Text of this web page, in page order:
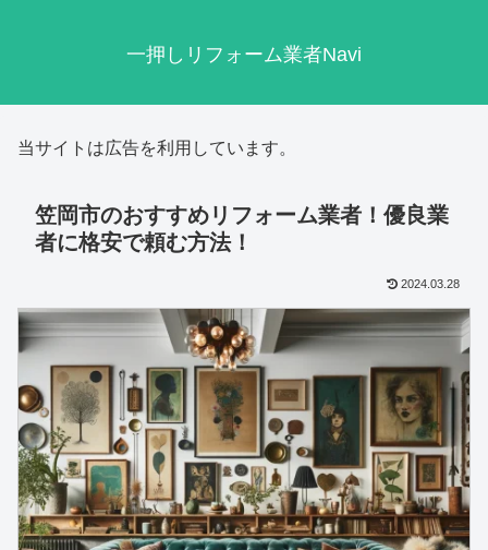
一押しリフォーム業者Navi
当サイトは広告を利用しています。
笠岡市のおすすめリフォーム業者！優良業
者に格安で頼む方法！
2024.03.28